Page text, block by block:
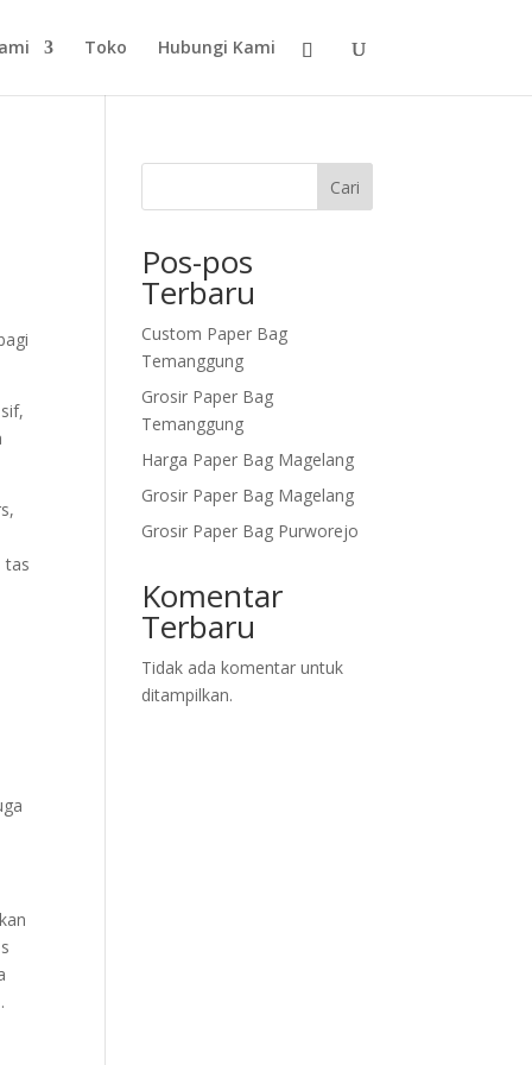
Toko Hubungi Kami
tas
Cari
Pos-pos
Terbaru
Custom Paper Bag
Temanggung
Grosir Paper Bag
Temanggung
Harga Paper Bag Magelang
Grosir Paper Bag Magelang
Grosir Paper Bag Purworejo
Komentar
Terbaru
Tidak ada komentar untuk
ditampilkan.